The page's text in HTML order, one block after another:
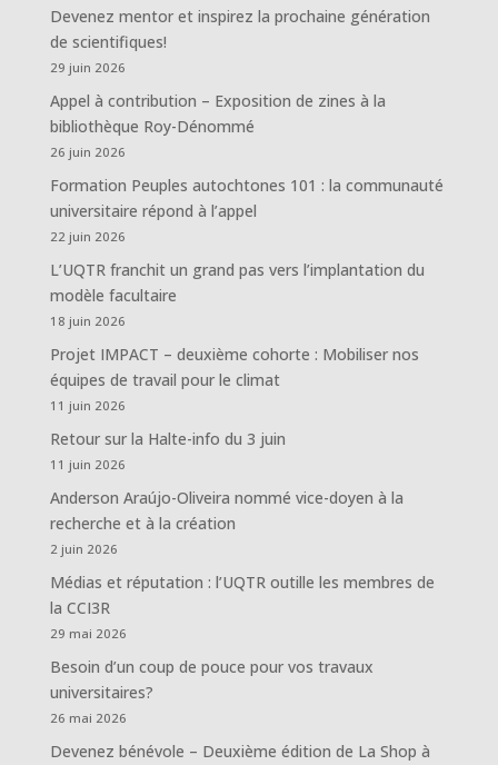
Devenez mentor et inspirez la prochaine génération
de scientifiques!
29 juin 2026
Appel à contribution – Exposition de zines à la
bibliothèque Roy-Dénommé
26 juin 2026
Formation Peuples autochtones 101 : la communauté
universitaire répond à l’appel
22 juin 2026
L’UQTR franchit un grand pas vers l’implantation du
modèle facultaire
18 juin 2026
Projet IMPACT – deuxième cohorte : Mobiliser nos
équipes de travail pour le climat
11 juin 2026
Retour sur la Halte-info du 3 juin
11 juin 2026
Anderson Araújo-Oliveira nommé vice-doyen à la
recherche et à la création
2 juin 2026
Médias et réputation : l’UQTR outille les membres de
la CCI3R
29 mai 2026
Besoin d’un coup de pouce pour vos travaux
universitaires?
26 mai 2026
Devenez bénévole – Deuxième édition de La Shop à